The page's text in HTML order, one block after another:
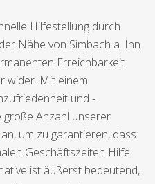
Hilfestellung durch
Nähe von Simbach a. Inn
Erreichbarkeit
wider. Mit einem
und -
große Anzahl unserer
an, um zu garantieren, dass
Geschäftszeiten Hilfe
ist äußerst bedeutend,